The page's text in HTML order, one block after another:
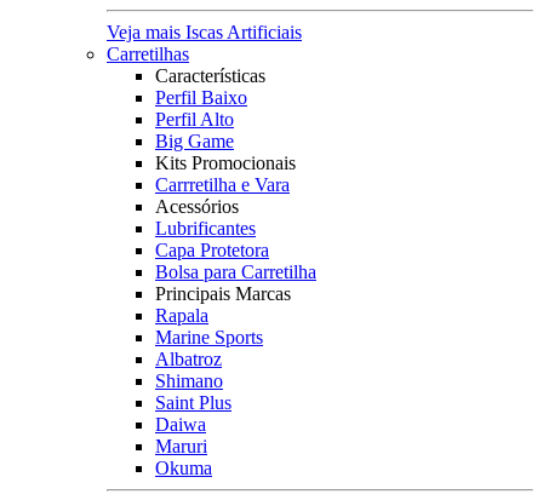
Veja mais Iscas Artificiais
Carretilhas
Características
Perfil Baixo
Perfil Alto
Big Game
Kits Promocionais
Carrretilha e Vara
Acessórios
Lubrificantes
Capa Protetora
Bolsa para Carretilha
Principais Marcas
Rapala
Marine Sports
Albatroz
Shimano
Saint Plus
Daiwa
Maruri
Okuma